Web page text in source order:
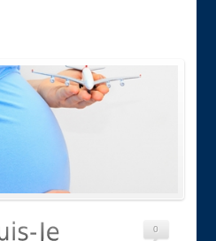
0